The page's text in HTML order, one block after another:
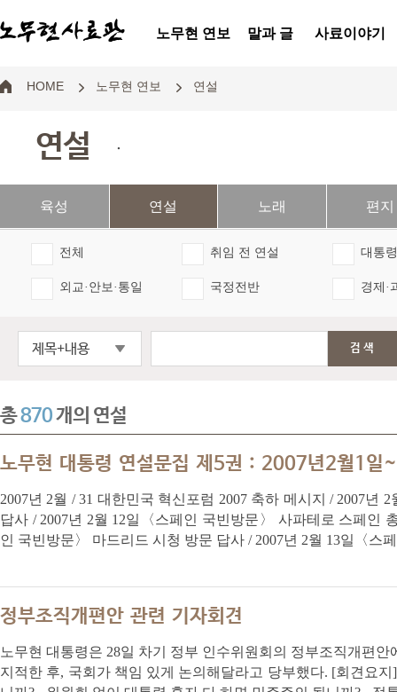
노무현 연보 말과 글 사료이야기
HOME 노무현 연보 연설
연설 .
육성 연설 노래 편지
전체 취임 전 연설 대통
외교·안보·통일 국정전반 경제·
제목+내용 검색
총870개의 연설
노무현 대통령 연설문집 제5권 : 2007년2월1일
2007년 2월 / 31 대한민국 혁신포럼 2007 축하 메시지 / 2007년
답사 / 2007년 2월 12일〈스페인 국빈방문〉 사파테로 스페인
인 국빈방문〉 마드리드 시청 방문 답사 / 2007년 2월 13일〈스
정부조직개편안 관련 기자회견
노무현 대통령은 28일 차기 정부 인수위원회의 정부조직개편
지적한 후, 국회가 책임 있게 논의해달라고 당부했다. [회견요